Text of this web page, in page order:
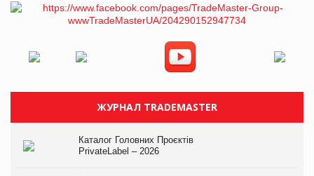
ЖУРНАЛ TRADEMASTER
Каталог Головних Проєктів
PrivateLabel – 2026